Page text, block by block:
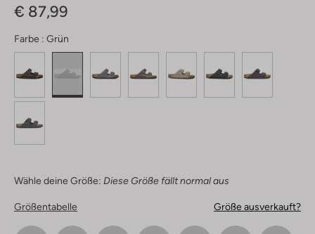
€ 87,99
Farbe : Grün
Wähle deine Größe: Diese Größe fällt normal aus
Größentabelle Größe ausverkauft?